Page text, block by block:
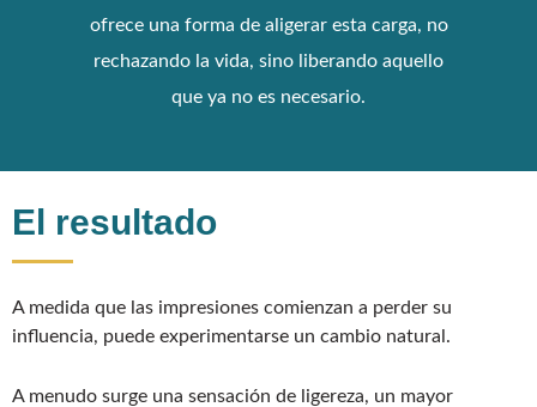
ofrece una forma de aligerar esta carga, no
rechazando la vida, sino liberando aquello
que ya no es necesario.
El resultado
A medida que las impresiones comienzan a perder su
influencia, puede experimentarse un cambio natural.
A menudo surge una sensación de ligereza, un mayor